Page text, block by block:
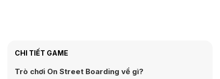
CHI TIẾT GAME
Trò chơi On Street Boarding về gì?